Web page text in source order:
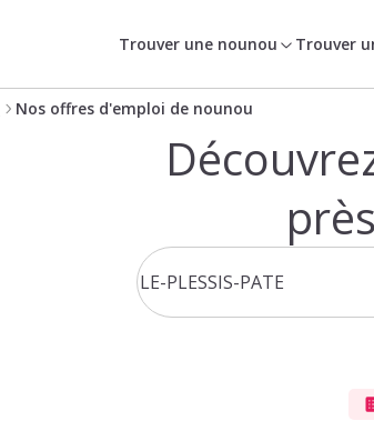
Trouver une nounou Trouver
Nos offres d'emploi de nounou